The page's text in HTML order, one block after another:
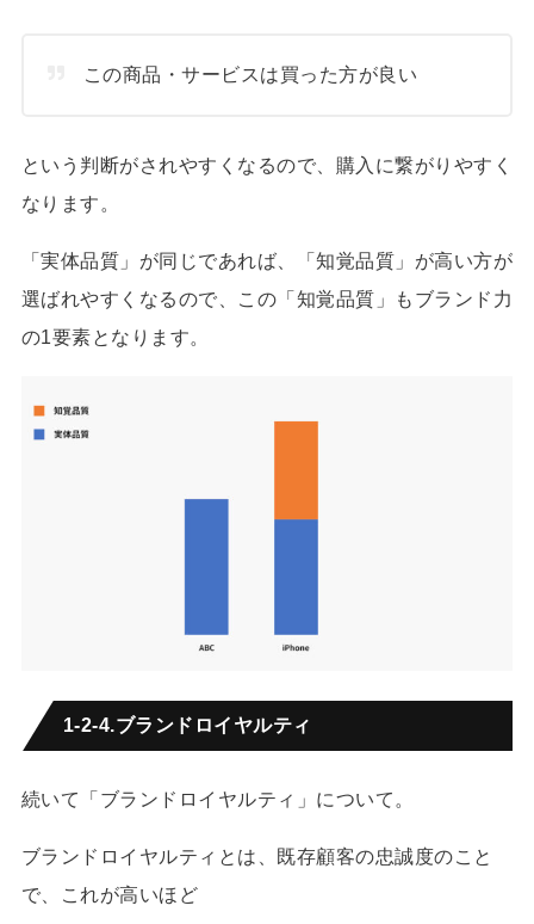
この商品・サービスは買った方が良い
という判断がされやすくなるので、購入に繋がりやすく
なります。
「実体品質」が同じであれば、「知覚品質」が高い方が
選ばれやすくなるので、この「知覚品質」もブランド力
の1要素となります。
1-2-4.ブランドロイヤルティ
続いて「ブランドロイヤルティ」について。
ブランドロイヤルティとは、既存顧客の忠誠度のこと
で、これが高いほど